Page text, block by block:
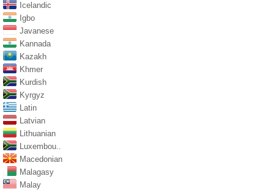
Icelandic
Igbo
Javanese
Kannada
Kazakh
Khmer
Kurdish
Kyrgyz
Latin
Latvian
Lithuanian
Luxembou..
Macedonian
Malagasy
Malay